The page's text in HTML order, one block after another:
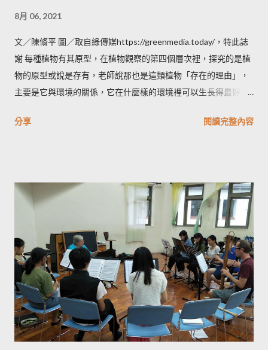
Word（正確的話語） 對努力提升靈性發展的人而言，應當只說
有意義的話語。只為說話而說話，只為消磨時間的閒談，這些情
況都有害。要避免一般性、主題混雜或沒有連貫的對話。這不意
味著個人必須關閉與他人的互動，而是應該在交談中一步一步發
展出有意義之事，說話及回答都經過各種角度的思考，沒有原因
少的話。首先安靜傾聽，然後再反省所說過的話。 這就是所謂
動的前導。我思考、關注的面向可能成為我與朋友談話的內容，
我內心想做的事，透過言語傳遞給...
8月 06, 2021
文／陳脩平 圖／取自綠傳媒https://greenmedia.today/，特此誌
謝 每種植物有其原型，在植物觀察的第四個層次裡，探究的是植
物的原型或說是存有，老師說那也是這類植物「存在的理由」，
主要是它與環境的關係，它在什麼樣的環境裡可以生長得最好？
的是自我反思的能力，因為每個人就是一個原型，不像一株植物
與任務時，是付出多於得到，問的是我能貢獻什麼，而不是我能
收穫什麼。 就像植物在綻放絢麗、辨識度最高的花朵之後，下一
步要留下種子。我們的人生使命與任務是種子，帶向未來，為了
下一輪的生命；使命與任務不在彰顯自身的花朵，那只是一個過
程。 談到給予、付出，不免想到現代人長於累積、聚集，好像擁
有得越多就越不滿足，生命好似一個填不滿的空洞，有了還要更
多，這樣的不滿足從何而來？ 老師說是物質主義造成的，沒有認
識到人的實相是靈心身的存有。心—靈的生命只能用心—靈的質
素去充實，一直填塞物質也不會覺得飽滿，這是人性本質使然。
就像植物需要水，澆灌牛奶並無助益。 就像清潔時，移除了塵埃
分享 閱讀完整內容